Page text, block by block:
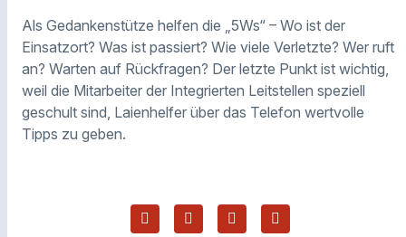
Als Gedankenstütze helfen die „5Ws“ – Wo ist der
Einsatzort? Was ist passiert? Wie viele Verletzte? Wer ruft
an? Warten auf Rückfragen? Der letzte Punkt ist wichtig,
weil die Mitarbeiter der Integrierten Leitstellen speziell
geschult sind, Laienhelfer über das Telefon wertvolle
Tipps zu geben.